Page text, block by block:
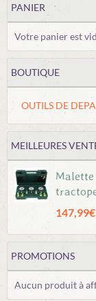
PANIER
Votre panier est
BOUTIQUE
OUTILS DE
MEILLEURES
PROMOTIONS
Aucun produit à